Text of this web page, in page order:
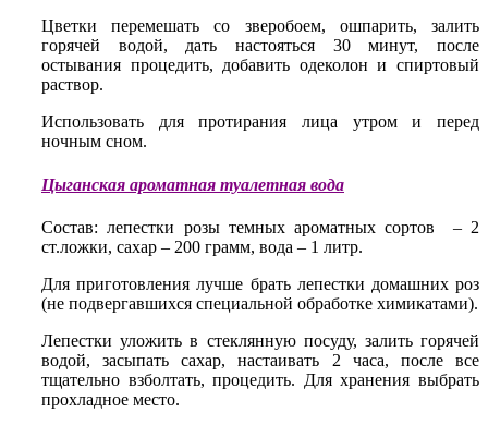
Цветки перемешать со зверобоем, ошпарить, залить
горячей водой, дать настояться 30 минут, после
остывания процедить, добавить одеколон и спиртовый
раствор.
Использовать для протирания лица утром и перед
ночным сном.
Цыганская ароматная туалетная вода
Состав: лепестки розы темных ароматных сортов – 2
ст.ложки, сахар – 200 грамм, вода – 1 литр.
Для приготовления лучше брать лепестки домашних роз
(не подвергавшихся специальной обработке химикатами).
Лепестки уложить в стеклянную посуду, залить горячей
водой, засыпать сахар, настаивать 2 часа, после все
тщательно взболтать, процедить. Для хранения выбрать
прохладное место.